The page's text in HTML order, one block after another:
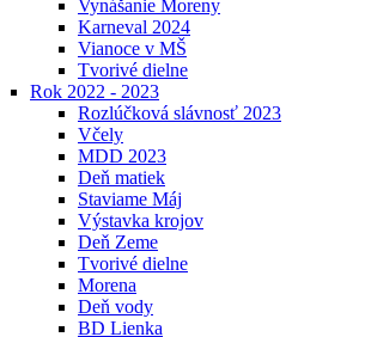
Vynášanie Moreny
Karneval 2024
Vianoce v MŠ
Tvorivé dielne
Rok 2022 - 2023
Rozlúčková slávnosť 2023
Včely
MDD 2023
Deň matiek
Staviame Máj
Výstavka krojov
Deň Zeme
Tvorivé dielne
Morena
Deň vody
BD Lienka